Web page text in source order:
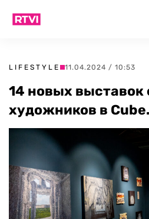
LIFESTYLE 11.04.2024 / 10:53
14 новых
художников в